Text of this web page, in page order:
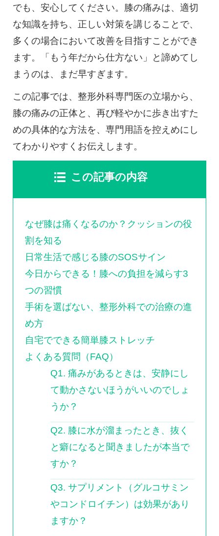
でも、安心してください。膝の痛みは、適切
な知識を持ち、正しい対策を講じることで、
多くの場合において改善を目指すことができ
ます。「もう年だから仕方ない」と諦めてし
まうのは、まだ早すぎます。
この記事では、整形外科専門医の立場から、
膝の痛みの正体と、再び軽やかに歩き出すた
めの具体的な方法を、専門用語を控えめにし
てわかりやすくお伝えします。
この記事の内容
なぜ膝は痛くなるのか？クッションの役
割を知る
日常生活で感じる膝のSOSサイン
今日からできる！膝への負担を減らす3
つの習慣
手術を選ばない、整形外科での治療の進
め方
自宅でできる簡単膝ストレッチ
よくある質問（FAQ）
Q1. 痛みがあるときは、安静にし
て動かさないほうがいいのでしょ
うか？
Q2. 膝に水が溜まったとき、抜く
と癖になると聞きましたが本当で
すか？
Q3. サプリメント（グルコサミン
やコンドロイチン）は効果があり
ますか？